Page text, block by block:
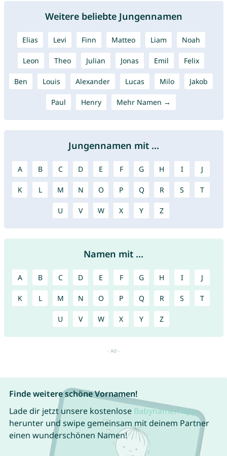
Weitere beliebte Jungennamen
Elias Levi Finn Matteo Liam Noah
Leon Theo Julian Jonas Emil Felix
Ben Louis Alexander Lucas Milo Jakob
Paul Henry Mehr Namen →
Jungennamen mit ...
A B C D E F G H I J
K L M N O P Q R S T
U V W X Y Z
Namen mit ...
A B C D E F G H I J
K L M N O P Q R S T
U V W X Y Z
Finde weitere schöne Vornamen!
Lade dir jetzt unsere kostenlose Babynamen App
herunter und swipe gemeinsam mit deinem Partner
einen wunderschönen Namen!